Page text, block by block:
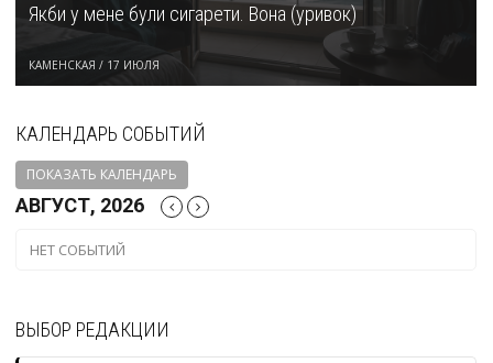
Якби у мене були сигарети. Вона (уривок)
КАМЕНСКАЯ / 17 ИЮЛЯ
КАЛЕНДАРЬ СОБЫТИЙ
ПОКАЗАТЬ КАЛЕНДАРЬ
АВГУСТ, 2026
НЕТ СОБЫТИЙ
ВЫБОР РЕДАКЦИИ